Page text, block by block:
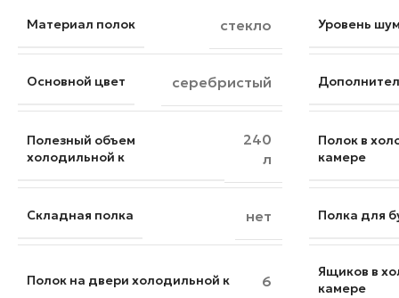
Материал полок стекло Уровень
Основной цвет серебристый
Полезный объем
холодильной к
240
л
Полок в
камере
Складная полка нет Полка для
Полок на двери холодильной к 6
Ящиков в
камере